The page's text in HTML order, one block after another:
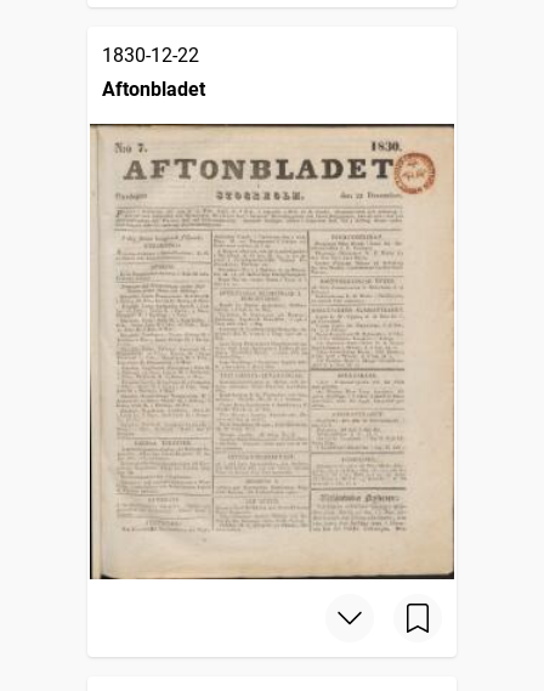
1830-12-22
Aftonbladet